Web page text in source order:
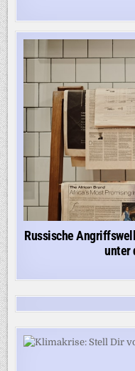
Russische
unter